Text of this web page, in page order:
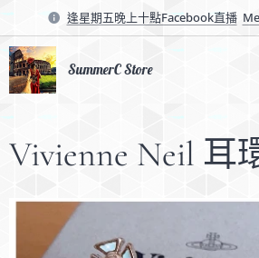
逢星期五晚上十點Facebook直播
SummerC Store
Vivienne Neil 耳